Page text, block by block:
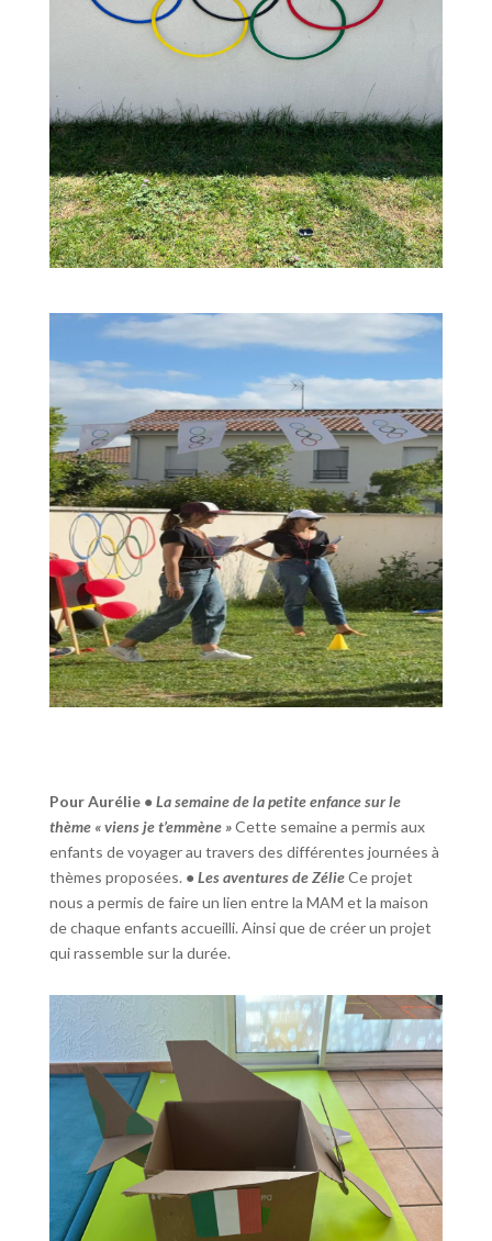
Pour Aurélie •⁠ ⁠La semaine de la petite enfance sur le
thème « viens je t’emmène »Cette semaine a permis aux
enfants de voyager au travers des différentes journées à
thèmes proposées. •⁠ ⁠Les aventures de ZélieCe projet
nous a permis de faire un lien entre la MAM et la maison
de chaque enfants accueilli. Ainsi que de créer un projet
qui rassemble sur la durée.